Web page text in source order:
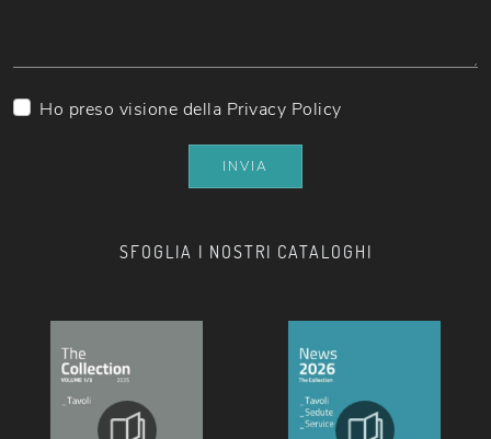
SFOGLIA I NOSTRI CATALOGHI
Ho preso visione della Privacy Policy
INVIA